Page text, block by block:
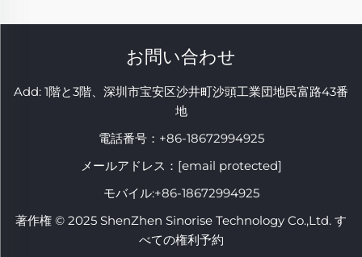
お問い合わせ
Add: 1階と3階、深圳市宝安区沙井町沙頭工業団地民富路43番
地
電話番号： +86-18672994925
メールアドレス： [email protected]
モバイル:+86-18672994925
著作権 © 2025 ShenZhen Sinorise Technology Co.,Ltd. す
べての権利予約